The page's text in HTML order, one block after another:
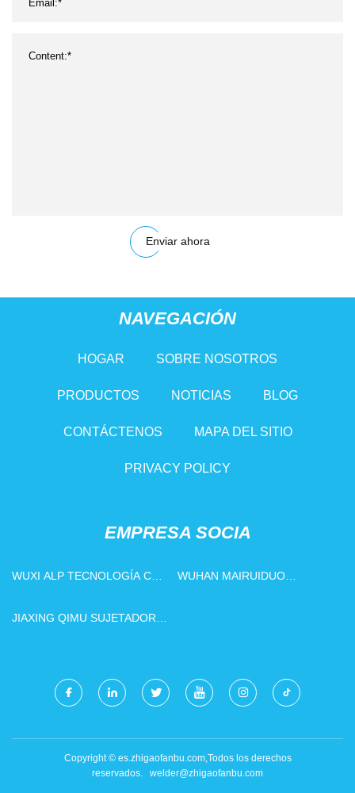
Enviar ahora
NAVEGACIÓN
HOGAR SOBRE NOSOTROS
PRODUCTOS NOTICIAS BLOG
CONTÁCTENOS MAPA DEL SITIO
PRIVACY POLICY
EMPRESA SOCIA
WUXI ALP TECNOLOGÍA CO .,
WUHAN MAIRUIDUO
JIAXING QIMU SUJETADOR
Copyright © es.zhigaofanbu.com,Todos los derechos
reservados. welder@zhigaofanbu.com